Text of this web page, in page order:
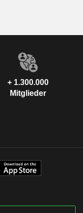
+ 1.300.000
Mitglieder